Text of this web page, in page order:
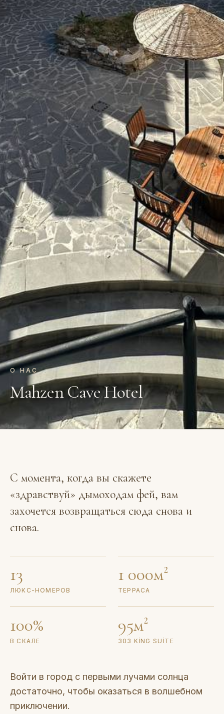
О НАС
Mahzen Cave Hotel
С момента, когда вы скажете
«здравствуй» дымоходам фей, вам
захочется возвращаться сюда снова и
снова.
13
ЛЮКС-НОМЕРОВ
1 000м²
ТЕРРАСА
100%
В СКАЛЕ
95м²
303 KING SUITE
Войти в город с первыми лучами солнца
достаточно, чтобы оказаться в волшебном
приключении.